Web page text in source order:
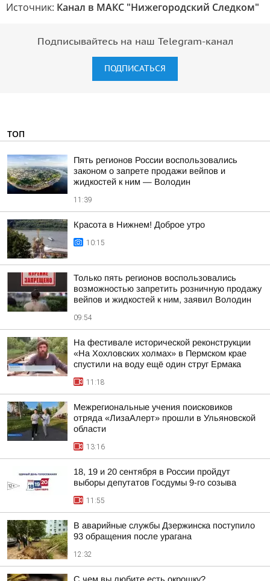
Источник: Канал в МАКС "Нижегородский Следком"
Подписывайтесь на наш Telegram-канал
ПОДПИСАТЬСЯ
ТОП
Пять регионов России воспользовались
законом о запрете продажи вейпов и
жидкостей к ним — Володин
11:39
Красота в Нижнем! Доброе утро
10:15
Только пять регионов воспользовались
возможностью запретить розничную продажу
вейпов и жидкостей к ним, заявил Володин
09:54
На фестивале исторической реконструкции
«На Хохловских холмах» в Пермском крае
спустили на воду ещё один струг Ермака
11:18
Межрегиональные учения поисковиков
отряда «ЛизаАлерт» прошли в Ульяновской
области
13:16
18, 19 и 20 сентября в России пройдут
выборы депутатов Госдумы 9-го созыва
11:55
В аварийные службы Дзержинска поступило
93 обращения после урагана
12:32